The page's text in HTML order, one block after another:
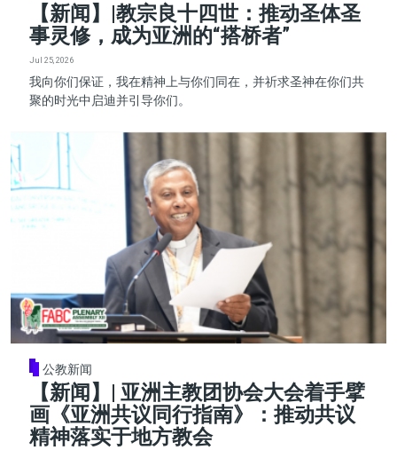
【新闻】|教宗良十四世：推动圣体圣
事灵修，成为亚洲的“搭桥者”
Jul 25, 2026
我向你们保证，我在精神上与你们同在，并祈求圣神在你们共
聚的时光中启迪并引导你们。
公教新闻
【新闻】| 亚洲主教团协会大会着手擘
画《亚洲共议同行指南》：推动共议
精神落实于地方教会